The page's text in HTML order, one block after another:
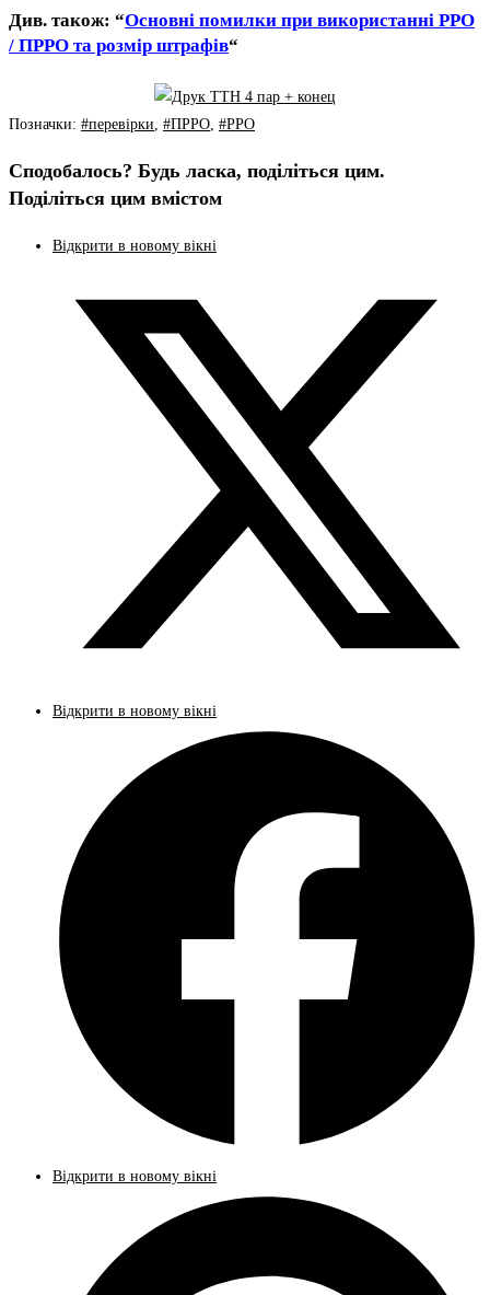
Див. також: “Основні помилки при використанні РРО
/ ПРРО та розмір штрафів“
Позначки: #перевірки #ПРРО #РРО
Сподобалось? Будь ласка, поділіться цим.
Поділіться цим вмістом
Відкрити в новому вікні
Відкрити в новому вікні
Відкрити в новому вікні